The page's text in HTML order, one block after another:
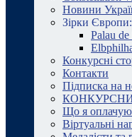
Новини
Зірки Європи:
Palau
Конкурсні
Контакти
Підписка на
Що я оплачую
Віртуальні